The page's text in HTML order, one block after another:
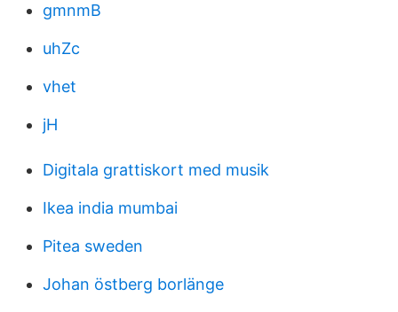
gmnmB
uhZc
vhet
jH
Digitala grattiskort med musik
Ikea india mumbai
Pitea sweden
Johan östberg borlänge